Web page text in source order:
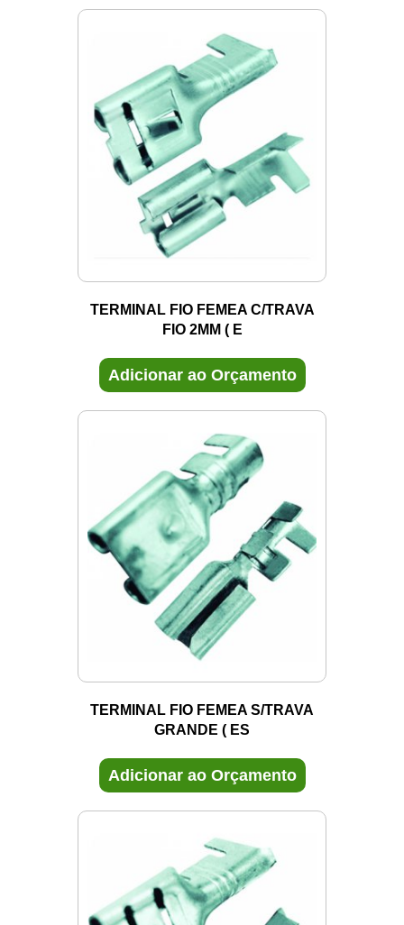
TERMINAL FIO FEMEA C/TRAVA
FIO 2MM ( E
Adicionar ao Orçamento
TERMINAL FIO FEMEA S/TRAVA
GRANDE ( ES
Adicionar ao Orçamento